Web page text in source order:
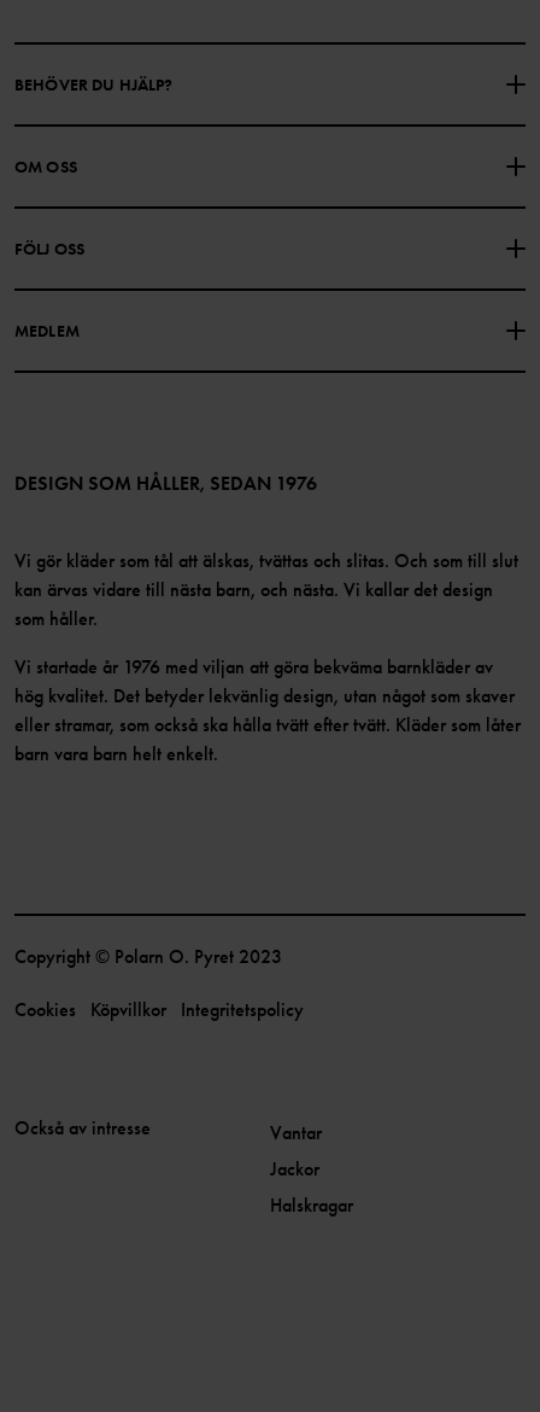
BEHÖVER DU HJÄLP?
PRESENTKORTSALDO KÖPVILLKOR
INTEGRITETSPOLICY
OM OSS
FÖLJ OSS
MEDLEM
Bli medlem
DESIGN SOM HÅLLER, SEDAN 1976
Vi gör kläder som tål att älskas, tvättas och slitas. Och som till slut
kan ärvas vidare till nästa barn, och nästa. Vi kallar det design
som håller.
Vi startade år 1976 med viljan att göra bekväma barnkläder av
hög kvalitet. Det betyder lekvänlig design, utan något som skaver
eller stramar, som också ska hålla tvätt efter tvätt. Kläder som låter
barn vara barn helt enkelt.
Copyright © Polarn O. Pyret 2023
Cookies Köpvillkor Integritetspolicy
Också av intresse
Vantar
Jackor
Halskragar